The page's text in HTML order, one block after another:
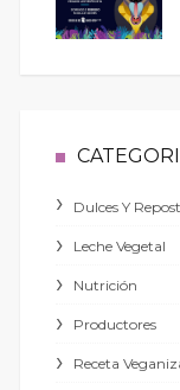
Dulces Y
Leche Vegetal
Nutrición
Productores
Receta